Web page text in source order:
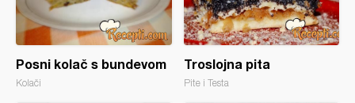
Posni kolač s bundevom
Kolači
Troslojna pita
Pite i Testa